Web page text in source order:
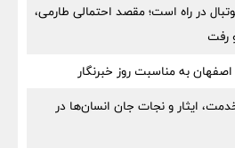
در راه است؛ مقصد احتمالی طارمی،
به مناسبت روز خبرنگار
ایثار و نجات جان انسان‌ها در